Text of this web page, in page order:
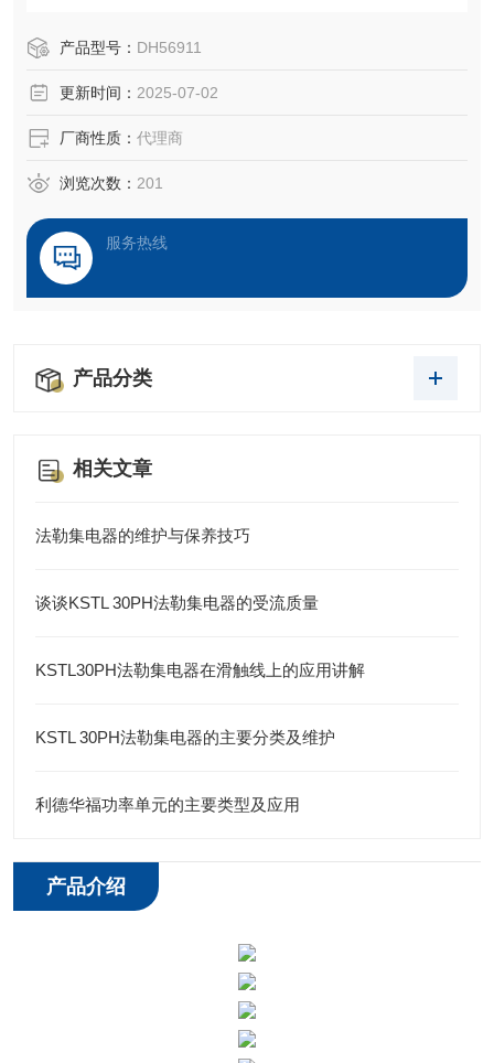
变化着的电流的装置叫做
产品型号： DH56911
更新时间： 2025-07-02
厂商性质： 代理商
浏览次数： 201
服务热线
产品分类
相关文章
法勒集电器的维护与保养技巧
谈谈KSTL 30PH法勒集电器的受流质量
KSTL30PH法勒集电器在滑触线上的应用讲解
KSTL 30PH法勒集电器的主要分类及维护
利德华福功率单元的主要类型及应用
产品介绍